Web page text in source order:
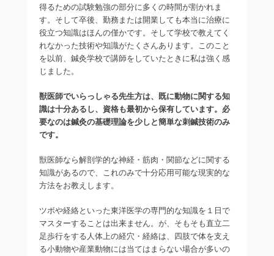
得るための試験勉強の部分に多くの時間が割かれま
す。そして卒後、勤務または開業しても本当に治療に
役立つ知識はほんの僅かです。そして学校で教えてく
れなかった技術や知識がたくさんあります。このこと
を以前、鍼灸学校で講師をしていたときに私は強く感
じました。
獣医師でいらっしゃる先生方は、既に動物に関する知
識は十分あるし、資格も最初から保有しています。必
要なのは鍼灸の基礎理論を少しと簡単な刺鍼技術のみ
です。
獣医師なら解剖学的な神経・筋肉・関節などに関する
知識があるので、これのみで十分応用可能な現実的な
方法をお教えします。
ツボや経絡といった東洋医学の専門的な知識を１日で
マスターすることは出来ません。が、そもそも直立二
足歩行をする人体上の経穴・経絡は、四肢で体を支え
る小動物や産業動物には当てはまらない場合が多いの